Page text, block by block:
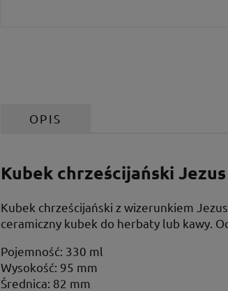
OPIS
Kubek chrześcijański
Kubek chrześcijański z wizerunkiem
ceramiczny kubek do herbaty lub kawy.
Pojemność: 330 ml
Wysokość: 95 mm
Średnica: 82 mm